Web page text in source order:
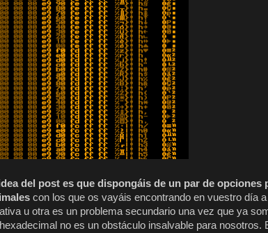
del post es que dispongáis de un par de opciones
con los que os vayáis encontrando en vuestro día
u otra es un problema secundario una vez que ya
no es un obstáculo insalvable para nosotros.